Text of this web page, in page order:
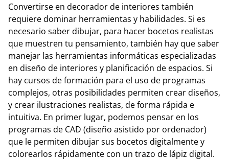
Convertirse en decorador de interiores también
requiere dominar herramientas y habilidades. Si es
necesario saber dibujar, para hacer bocetos realistas
que muestren tu pensamiento, también hay que saber
manejar las herramientas informáticas especializadas
en diseño de interiores y planificación de espacios. Si
hay cursos de formación para el uso de programas
complejos, otras posibilidades permiten crear diseños,
y crear ilustraciones realistas, de forma rápida e
intuitiva. En primer lugar, podemos pensar en los
programas de CAD (diseño asistido por ordenador)
que le permiten dibujar sus bocetos digitalmente y
colorearlos rápidamente con un trazo de lápiz digital.